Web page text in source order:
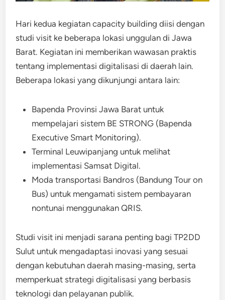
Hari kedua kegiatan capacity building diisi dengan
studi visit ke beberapa lokasi unggulan di Jawa
Barat. Kegiatan ini memberikan wawasan praktis
tentang implementasi digitalisasi di daerah lain.
Beberapa lokasi yang dikunjungi antara lain:
Bapenda Provinsi Jawa Barat untuk
mempelajari sistem BE STRONG (Bapenda
Executive Smart Monitoring).
Terminal Leuwipanjang untuk melihat
implementasi Samsat Digital.
Moda transportasi Bandros (Bandung Tour on
Bus) untuk mengamati sistem pembayaran
nontunai menggunakan QRIS.
Studi visit ini menjadi sarana penting bagi TP2DD
Sulut untuk mengadaptasi inovasi yang sesuai
dengan kebutuhan daerah masing-masing, serta
memperkuat strategi digitalisasi yang berbasis
teknologi dan pelayanan publik.